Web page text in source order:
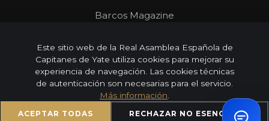
Barcos Magazine
© 2026 Real Asamblea Española de Capitanes de Yate |
Todos los derechos reservados
Este sitio web de la Real Asamblea Española de
Capitanes de Yate utiliza cookies para mejorar su
experiencia de navegación. Las cookies técnicas
de autenticación son necesarias para el servicio.
Más información
ACEPTAR TODAS RECHAZAR NO ESENCIALES